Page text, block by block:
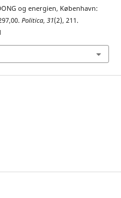
og energien, København:
Politica, 31(2), 211.